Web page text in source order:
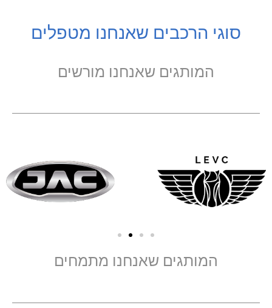
סוגי הרכבים שאנחנו מטפלים
המותגים שאנחנו מורשים
המותגים שאנחנו מתמחים